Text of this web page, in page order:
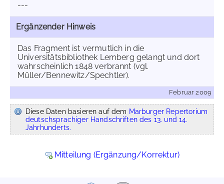
---
Ergänzender Hinweis
Das Fragment ist vermutlich in die
Universitätsbibliothek Lemberg gelangt und dort
wahrscheinlich 1848 verbrannt (vgl.
Müller/Bennewitz/Spechtler).
Februar 2009
Diese Daten basieren auf dem Marburger Repertorium
deutschsprachiger Handschriften des 13. und 14.
Jahrhunderts.
Mitteilung (Ergänzung/Korrektur)